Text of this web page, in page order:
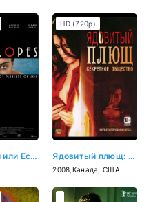
Потаскухи или Естественно-порочное наслаждение кожи (2018) Ядовитый плющ: Секретное общество (2008)
2008 Канада США
HD (720p)